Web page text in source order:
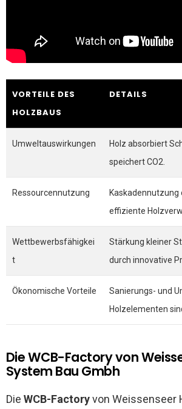
VORTEILE DES
HOLZBAUS
DETAILS
Umweltauswirkungen
Holz absorbiert
speichert CO2.
Ressourcennutzung
effiziente
Wettbewerbsfähigkei
t
Stärkung kleiner
durch innovative
Ökonomische Vorteile
Sanierungs- und
Holzelementen
Die WCB-Factory von
System Bau Gmbh
Die WCB-Factoryvon Weissenseer